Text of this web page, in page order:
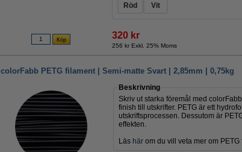
Röd
Vit
320 kr
256 kr Exkl. 25% Moms
colorFabb PETG filament | Semi-matte Svart | 2,85mm | 0,75kg
Beskrivning
Skriv ut starka föremål med
finish till utskrifter. PETG är ett
utskriftsprocessen. Dessutom är
effekten.
Läs här om du vill veta mer om PETG